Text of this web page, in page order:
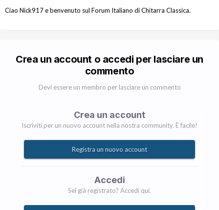
Ciao Nick917 e benvenuto sul Forum Italiano di Chitarra Classica.
Crea un account o accedi per lasciare un
commento
Devi essere un membro per lasciare un commento
Crea un account
Iscriviti per un nuovo account nella nostra community. È facile!
Registra un nuovo account
Accedi
Sei già registrato? Accedi qui.